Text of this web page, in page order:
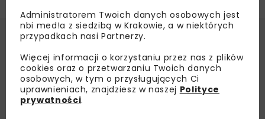
Administratorem Twoich danych osobowych jest
nbi med!a z siedzibą w Krakowie, a w niektórych
przypadkach nasi Partnerzy.
Więcej informacji o korzystaniu przez nas z plików
cookies oraz o przetwarzaniu Twoich danych
osobowych, w tym o przysługujących Ci
uprawnieniach, znajdziesz w naszej Polityce
prywatności.